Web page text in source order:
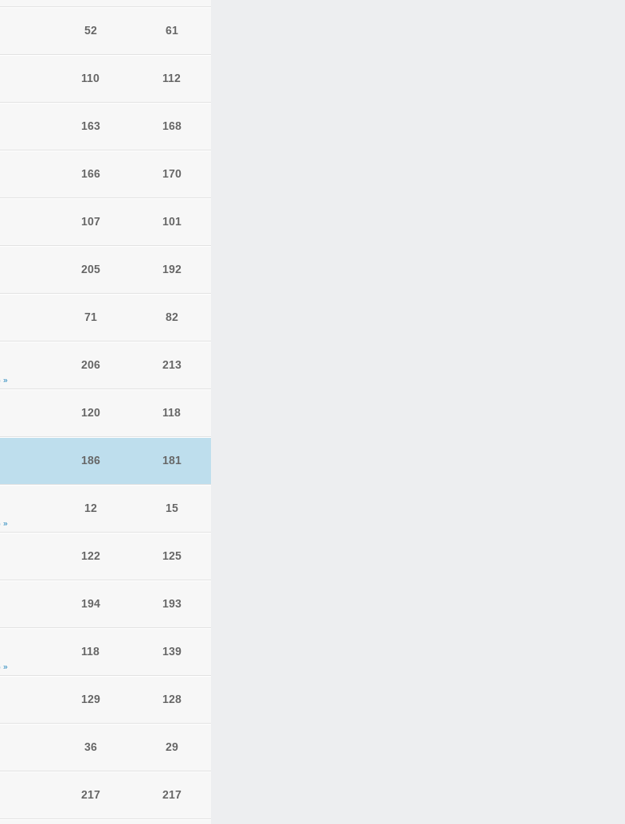
52 61
110 112
163 168
166 170
107 101
205 192
71 82
»
206 213
120 118
186 181
»
12 15
122 125
194 193
»
118 139
129 128
36 29
217 217